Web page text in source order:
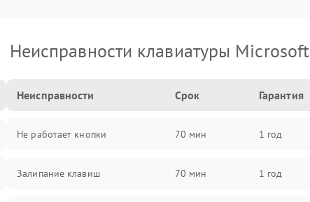
Неисправности клавиатуры Microsoft
Неисправности Срок Гарантия
Не работает кнопки 70 мин 1 год
Залипание клавиш 70 мин 1 год